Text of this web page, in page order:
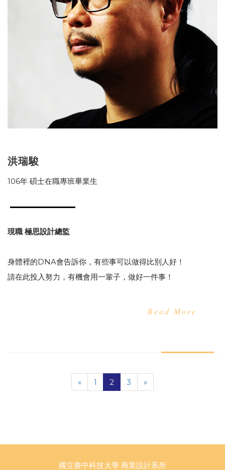
洪瑞駿
106年 碩士在職專班畢業生
現職 極思設計總監
身體裡的DNA會告訴你，有些事可以做得比別人好！
請在此投入努力，有機會用一輩子，做好一件事！
Read More
« 1 2 3 »
國立臺中科技大學 商業設計系所